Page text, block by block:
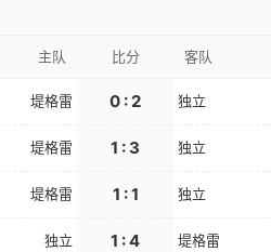
主队 比分 客队
堤格雷 0 : 2 独立
堤格雷 1 : 3 独立
堤格雷 1 : 1 独立
独立 1 : 4 堤格雷